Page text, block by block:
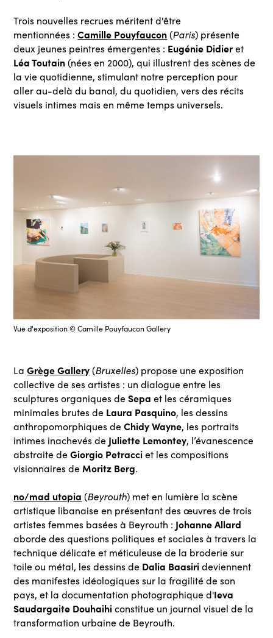
Trois nouvelles recrues méritent d'être
mentionnées :Camille Pouyfaucon (Paris) présente
deux jeunes peintres émergentes : Eugénie Didieret
Léa Toutain(nées en 2000), qui illustrent des scènes de
la vie quotidienne, stimulant notre perception pour
aller au-delà du banal, du quotidien, vers des récits
visuels intimes mais en même temps universels.
Vue d'exposition © Camille Pouyfaucon Gallery
LaGrège Gallery(Bruxelles) propose une exposition
collective de ses artistes : un dialogue entre les
sculptures organiques deSepa et les céramiques
minimales brutes de Laura Pasquino, les dessins
anthropomorphiques deChidy Wayne, les portraits
intimes inachevés de Juliette Lemontey, l’évanescence
abstraite deGiorgio Petracciet les compositions
visionnaires de Moritz Berg.
no/mad utopia (Beyrouth) met en lumière la scène
artistique libanaise en présentant des œuvres de trois
artistes femmes basées à Beyrouth : Johanne Allard
aborde des questions politiques et sociales à travers la
technique délicate et méticuleuse de la broderie sur
toile ou métal, les dessins de Dalia Baasirideviennent
des manifestes idéologiques sur la fragilité de son
pays, et la documentation photographique d'Ieva
Saudargaite Douhaihiconstitue un journal visuel de la
transformation urbaine de Beyrouth.